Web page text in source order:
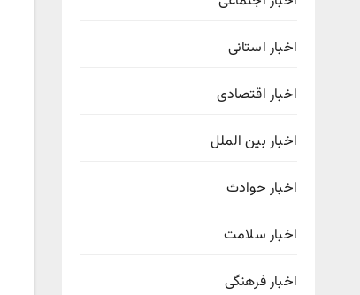
اخبار استانی
اخبار اقتصادی
اخبار بین الملل
اخبار حوادث
اخبار سلامت
اخبار فرهنگی